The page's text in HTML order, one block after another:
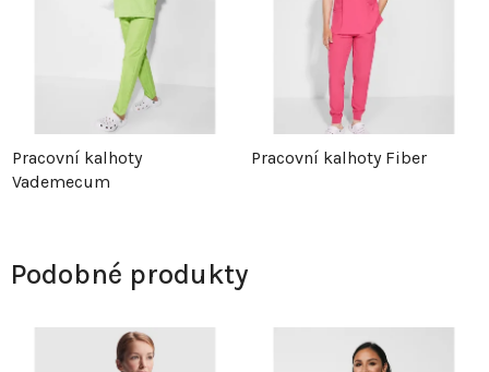
Pracovní kalhoty
Vademecum
Pracovní kalhoty Fiber
Podobné produkty